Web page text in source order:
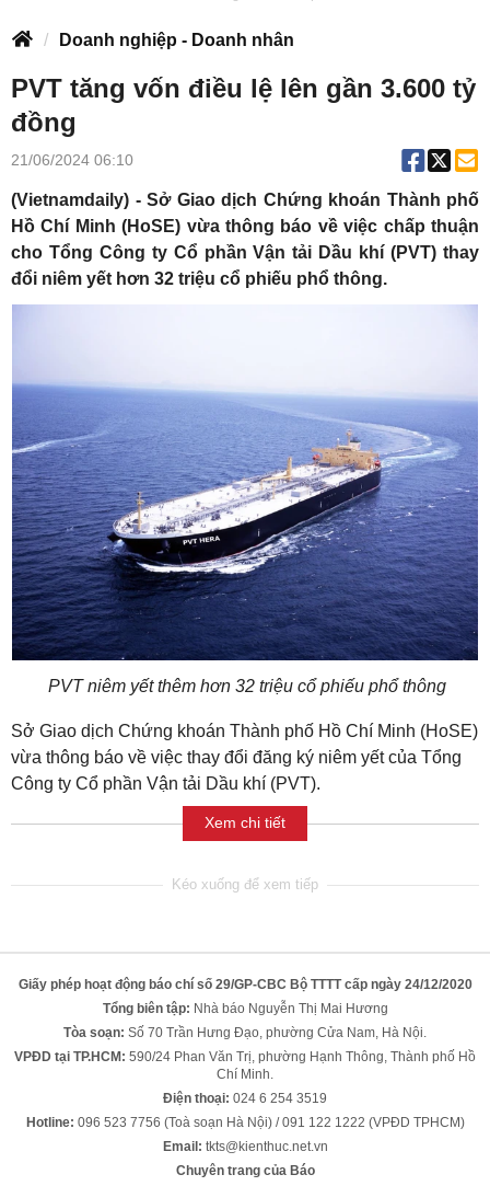
Doanh nghiệp - Doanh nhân
PVT tăng vốn điều lệ lên gần 3.600 tỷ
đồng
21/06/2024 06:10
(Vietnamdaily) - Sở Giao dịch Chứng khoán Thành phố
Hồ Chí Minh (HoSE) vừa thông báo về việc chấp thuận
cho Tổng Công ty Cổ phần Vận tải Dầu khí (PVT) thay
đổi niêm yết hơn 32 triệu cổ phiếu phổ thông.
PVT niêm yết thêm hơn 32 triệu cổ phiếu phổ thông
Sở Giao dịch Chứng khoán Thành phố Hồ Chí Minh (HoSE)
vừa thông báo về việc thay đổi đăng ký niêm yết của Tổng
Công ty Cổ phần Vận tải Dầu khí (PVT).
Xem chi tiết
Giấy phép hoạt động báo chí số 29/GP-CBC Bộ TTTT cấp ngày 24/12/2020
Tổng biên tập: Nhà báo Nguyễn Thị Mai Hương
Tòa soạn: Số 70 Trần Hưng Đạo, phường Cửa Nam, Hà Nội.
VPĐD tại TP.HCM: 590/24 Phan Văn Trị, phường Hạnh Thông, Thành phố Hồ
Chí Minh.
Điện thoại: 024 6 254 3519
Hotline: 096 523 7756 (Toà soạn Hà Nội) / 091 122 1222 (VPĐD TPHCM)
Email: tkts@kienthuc.net.vn
Chuyên trang của Báo